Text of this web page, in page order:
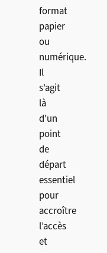
format
papier
ou
numérique.
Il
s’agit
là
d’un
point
de
départ
essentiel
pour
accroître
l’accès
et